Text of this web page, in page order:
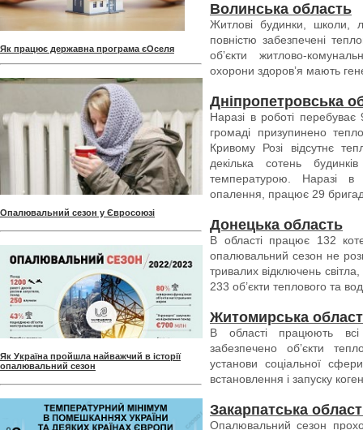
Як працює державна програма єОселя
Опалювальний сезон у Євросоюзі
Як Україна пройшла найважчий в історії
опалювальний сезон
Волинська область
Житлові будинки, школи,
повністю забезпечені
обʼєкти житлово-
охорони здоровʼя мають
Дніпропетровська
Наразі в роботі перебуває
громаді призупинено
Кривому Розі відсутнє
декілька сотень
температурою. Наразі в
опалення, працює 29
Донецька область
В області працює 132
опалювальний сезон не
тривалих відключень
233 об’єкти теплового та
Житомирська
В області працюють
забезпечено обʼєкти
установи соціальної
встановлення і запуску
Закарпатська
Опалювальний сезон